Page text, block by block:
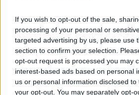
If you wish to opt-out of the sale,
processing of your personal or
targeted advertising by us, please use
section to confirm your selection.
opt-out request is processed you may
interest-based ads based on personal
us or personal information disclosed
your opt-out. You may separately opt-
lançada
OFICIAL 29 31 0 4.8K 1h